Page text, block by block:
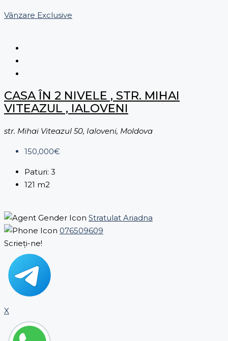
Vânzare Exclusive
CASA ÎN 2 NIVELE , STR. MIHAI
VITEAZUL , IALOVENI
str. Mihai Viteazul 50, Ialoveni, Moldova
150,000€
Paturi: 3
121 m2
Stratulat Ariadna
076509609
Scrieți-ne!
X